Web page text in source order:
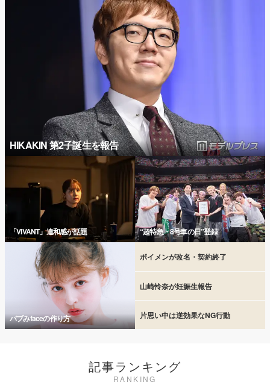
HIKAKIN 第2子誕生を報告
「VIVANT」違和感が話題 “超特急・8号車の日”登録
バブみfaceの作り方
ボイメンが改名・契約終了
山崎怜奈が妊娠生報告
片思い中は逆効果なNG行動
記事ランキング
RANKING